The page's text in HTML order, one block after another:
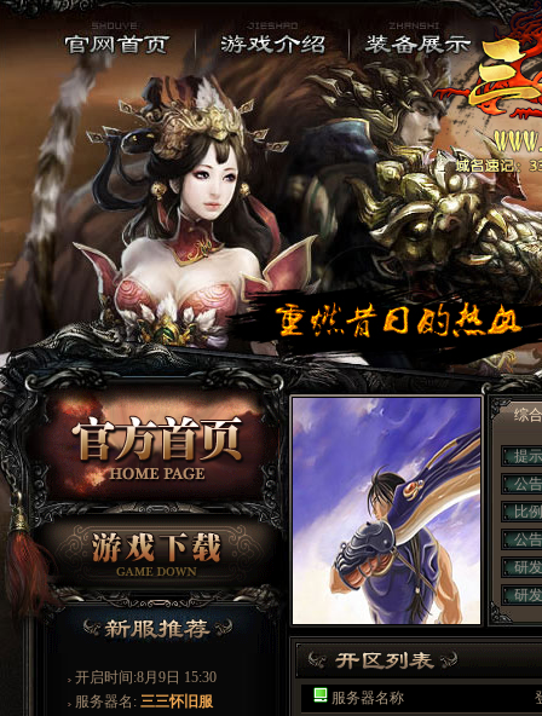
开启时间:8月9日 15:30
服务器名: 三三怀旧服
综合
提示
候公告
比例
公告
研发
研发
服务器名称